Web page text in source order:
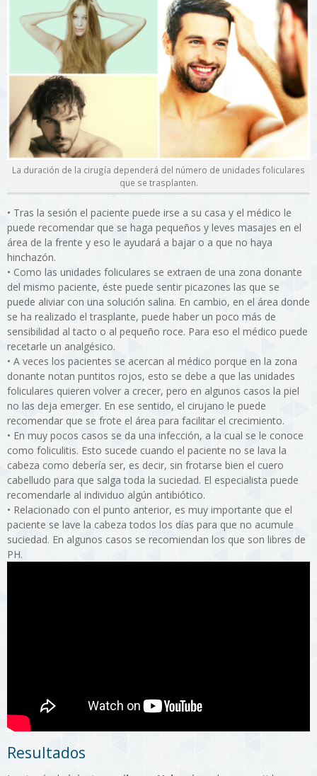
La duración de la cirugía dependerá del número de unidades foliculares
que se trasplanten.
• Tras la sesión el paciente puede irse a su casa y el médico le
puede recomendar que se haga pequeños y leves masajes en el
área de la frente y eso le ayudará a bajar o a que no haya
hinchazón.
• Como las unidades foliculares se extraen de una zona donante
del mismo paciente, éste puede sentir picazones las que se
puede aliviar con una solución salina. En cambio, en el área donde
se ha realizado el trasplante, puede haber un poco más de
sensibilidad al tacto o al pequeño roce. Para eso el médico puede
recetarle un analgésico.
• A veces los pacientes se acercan al médico porque en la zona
donante notan puntitos rojos, esto se debe a que las unidades
foliculares quieren volver a crecer, pero en algunos casos la piel
no las deja emerger. En ese sentido, el cirujano le puede
recomendar que se frote el área para facilitar el crecimiento.
• En muy pocos casos se da una infección, a la cual se le conoce
como foliculitis. Esto sucede cuando el paciente no se lava la
cabeza como debería ser, es decir, sin frotarse bien el cuero
cabelludo para que salga toda la suciedad. El especialista puede
recomendarle al individuo algún antibiótico.
• Relacionado con el punto anterior, es muy importante que el
paciente se lave la cabeza todos los días para que no acumule
suciedad. En algunos casos se recomiendan los que son libres de
PH.
Resultados